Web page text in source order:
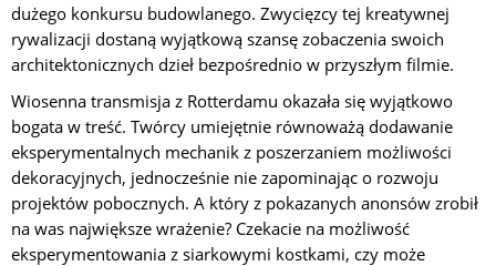
dużego konkursu budowlanego. Zwycięzcy tej kreatywnej
rywalizacji dostaną wyjątkową szansę zobaczenia swoich
architektonicznych dzieł bezpośrednio w przyszłym filmie.
Wiosenna transmisja z Rotterdamu okazała się wyjątkowo
bogata w treść. Twórcy umiejętnie równoważą dodawanie
eksperymentalnych mechanik z poszerzaniem możliwości
dekoracyjnych, jednocześnie nie zapominając o rozwoju
projektów pobocznych. A który z pokazanych anonsów zrobił
na was największe wrażenie? Czekacie na możliwość
eksperymentowania z siarkowymi kostkami, czy może